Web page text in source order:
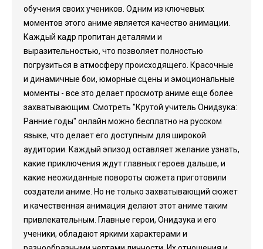
обучения своих учеников. Одним из ключевых
моментов этого аниме является качество анимации.
Каждый кадр пропитан деталями и
выразительностью, что позволяет полностью
погрузиться в атмосферу происходящего. Красочные
и динамичные бои, юморные сцены и эмоциональные
моменты - все это делает просмотр аниме еще более
захватывающим. Смотреть "Крутой учитель Онидзука:
Ранние годы" онлайн можно бесплатно на русском
языке, что делает его доступным для широкой
аудитории. Каждый эпизод оставляет желание узнать,
какие приключения ждут главных героев дальше, и
какие неожиданные повороты сюжета приготовили
создатели аниме. Но не только захватывающий сюжет
и качественная анимация делают этот аниме таким
привлекательным. Главные герои, Онидзука и его
ученики, обладают яркими характерами и